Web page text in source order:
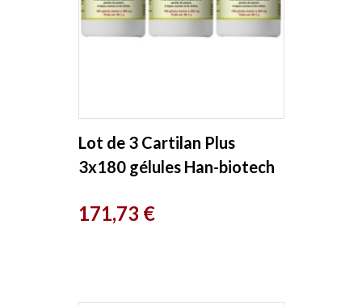
Lot de 3 Cartilan Plus
3x180 gélules Han-biotech
Prix
171,73 €